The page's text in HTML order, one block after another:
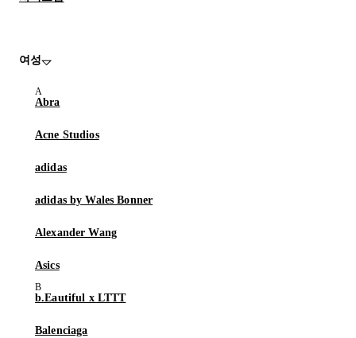
여성
Abra
Acne Studios
adidas
adidas by Wales Bonner
Alexander Wang
Asics
b.Eautiful x LTTT
Balenciaga